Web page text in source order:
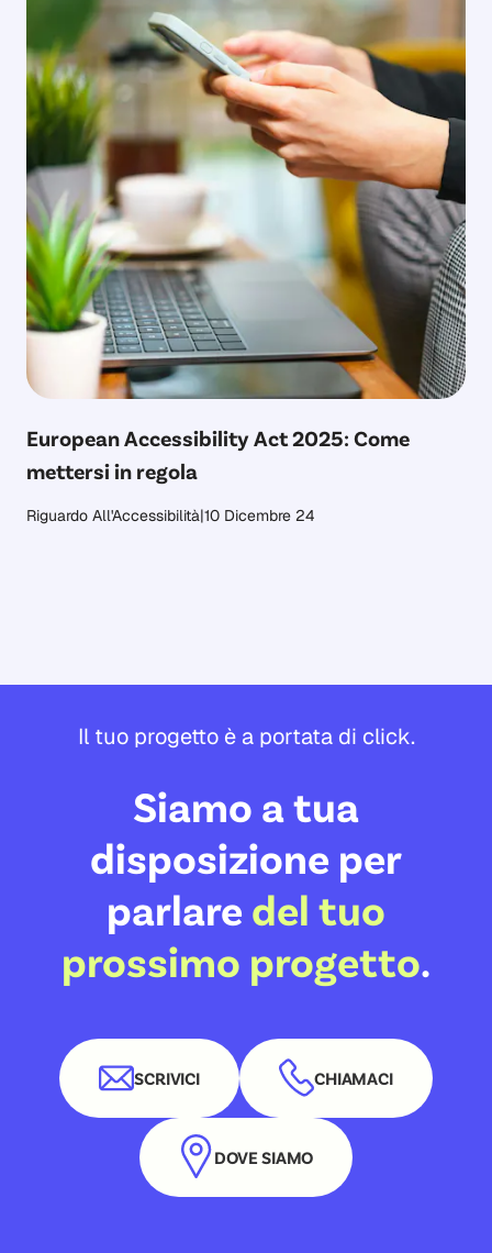
European Accessibility Act 2025: Come
mettersi in regola
Riguardo All'Accessibilità|10 Dicembre 24
Il tuo progetto è a portata di click.
Siamo a tua
disposizione per
parlare del tuo
prossimo progetto.
SCRIVICI CHIAMACI
DOVE SIAMO